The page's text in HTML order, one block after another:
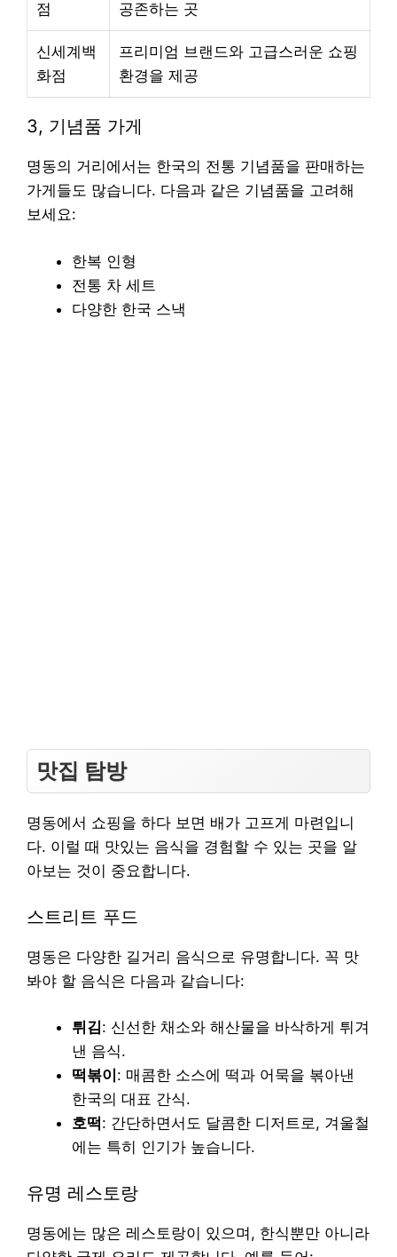
점 공존하는 곳
신세계백
화점
프리미엄 브랜드와 고급스러운 쇼핑
환경을 제공
3, 기념품 가게
명동의 거리에서는 한국의 전통 기념품을 판매하는
가게들도 많습니다. 다음과 같은 기념품을 고려해
보세요:
한복 인형
전통 차 세트
다양한 한국 스낵
맛집 탐방
명동에서 쇼핑을 하다 보면 배가 고프게 마련입니
다. 이럴 때 맛있는 음식을 경험할 수 있는 곳을 알
아보는 것이 중요합니다.
스트리트 푸드
명동은 다양한 길거리 음식으로 유명합니다. 꼭 맛
봐야 할 음식은 다음과 같습니다:
튀김: 신선한 채소와 해산물을 바삭하게 튀겨
낸 음식.
떡볶이 : 매콤한 소스에 떡과 어묵을 볶아낸
한국의 대표 간식.
호떡: 간단하면서도 달콤한 디저트로, 겨울철
에는 특히 인기가 높습니다.
유명 레스토랑
명동에는 많은 레스토랑이 있으며, 한식뿐만 아니라